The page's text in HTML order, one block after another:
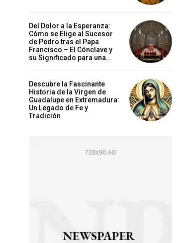
Del Dolor a la Esperanza:
Cómo se Elige al Sucesor
de Pedro tras el Papa
Francisco – El Cónclave y
su Significado para una...
Descubre la Fascinante
Historia de la Virgen de
Guadalupe en Extremadura:
Un Legado de Fe y
Tradición